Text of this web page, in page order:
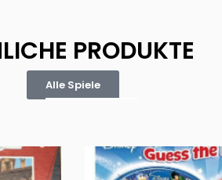
PRODUKTE
Alle Spiele